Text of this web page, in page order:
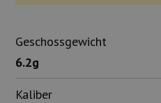
Geschossgewicht
6.2g
Kaliber